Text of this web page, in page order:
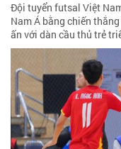
Đội tuyển futsal Việt
Nam Á bằng chiến
ấn với dàn cầu thủ trẻ